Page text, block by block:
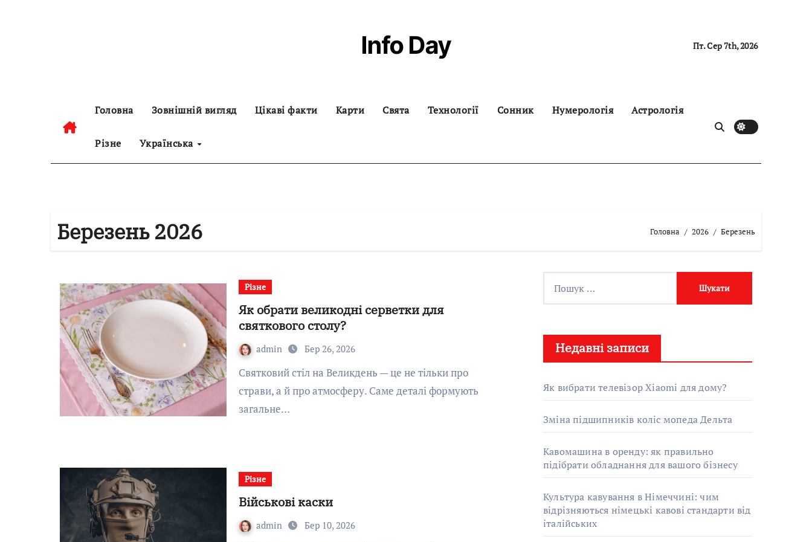
Info Day Пт. Сер 7th, 2026
Головна Зовнішній вигляд Цікаві факти Карти Свята Технології Сонник Нумерологія Астрологія
Різне Українська
Березень 2026 Головна 2026 Березень
Різне
Як обрати великодні серветки для
святкового столу?
admin Бер 26, 2026
Святковий стіл на Великдень — це не тільки про
страви, а й про атмосферу. Саме деталі формують
загальне…
Різне
Військові каски
admin Бер 10, 2026
:
Недавні записи
Як вибрати телевізор Xiaomi для дому?
Зміна підшипників коліс мопеда Дельта
Кавомашина в оренду: як правильно
підібрати обладнання для вашого бізнесу
Культура кавування в Німеччині: чим
відрізняються німецькі кавові стандарти від
італійських